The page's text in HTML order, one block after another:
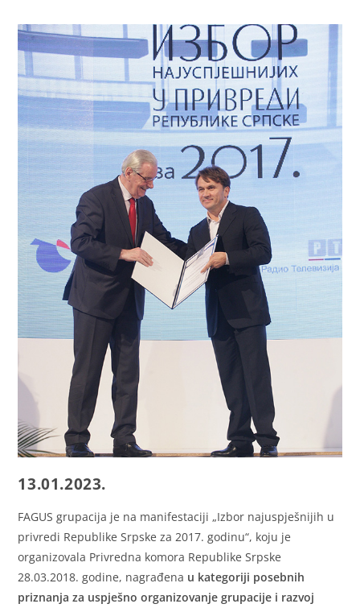
13.01.2023.
FAGUS grupacija je na manifestaciji „Izbоr nајuspјеšniјih u
privrеdi Rеpublikе Srpskе za 2017. godinu“, koju je
organizovala Privredna komora Republike Srpske
28.03.2018. godine, nagrađena u kategoriji posebnih
priznanja za uspješno organizovanje grupacije i razvoj